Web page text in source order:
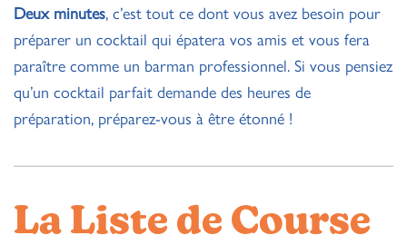
Deux minutes, c’est tout ce dont vous avez besoin pour
préparer un cocktail qui épatera vos amis et vous fera
paraître comme un barman professionnel. Si vous pensiez
qu’un cocktail parfait demande des heures de
préparation, préparez-vous à être étonné !
La Liste de Course